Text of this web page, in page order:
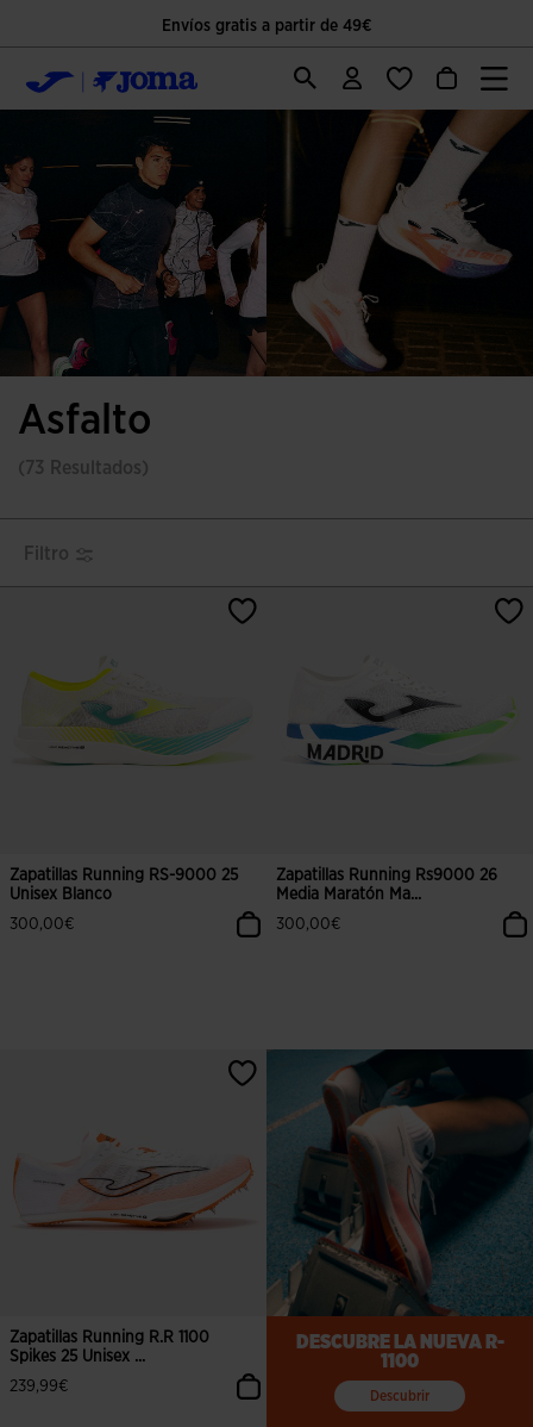
Envíos gratis a partir de 49€
Asfalto
(73 Resultados)
Filtro
Zapatillas Running RS-9000 25
Unisex Blanco
300,00€
4,9 sobre 5 de valoración de clientes
Zapatillas Running Rs9000 26
Media Maratón Ma...
300,00€
4,5 sobre 5 de valoración de
Zapatillas Running R.R 1100
Spikes 25 Unisex ...
239,99€
DESCUBRE LA NUEVA R-
1100
Descubrir